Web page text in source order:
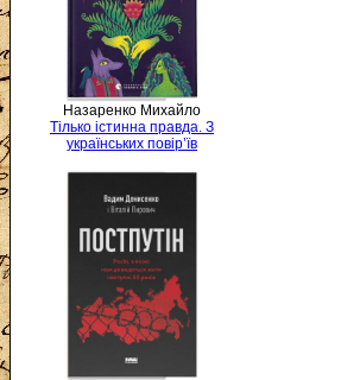
Назаренко Михайло
Тілько істинна правда. З
українських повір’їв